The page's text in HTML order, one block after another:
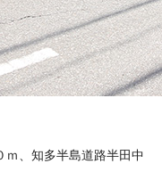
ｍ、知多半島道路半田中